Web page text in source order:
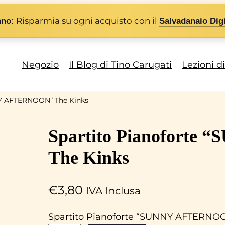
Risparmia su ogni acquisto con ilSalvadanaio
Negozio Il Blog di Tino Carugati Lezioni
The Kinks
Spartito Pianoforte
The Kinks
€3,80 IVA Inclusa
Spartito Pianoforte “SUNNY